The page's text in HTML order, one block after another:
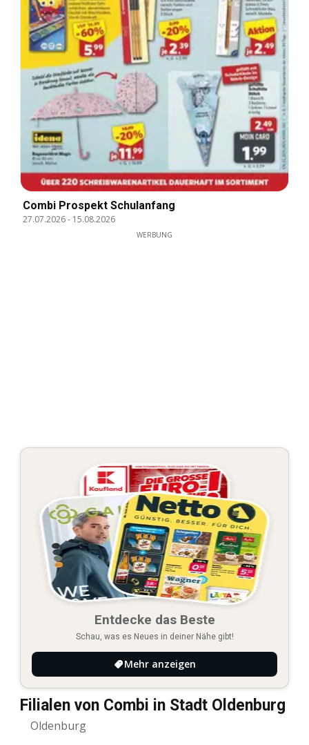
Combi Prospekt Schulanfang
27.07.2026- 15.08.2026
WERBUNG
Entdecke das Beste
Schau, was es Neues in deiner Nähe gibt!
Mehr anzeigen
Filialen von Combi in Stadt Oldenburg
Oldenburg